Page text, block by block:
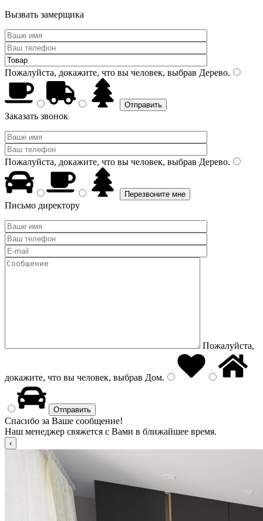
Вызвать замерщика
Пожалуйста, докажите, что вы человек, выбрав Дерево.
Заказать звонок
Пожалуйста, докажите, что вы человек, выбрав Дерево.
Письмо директору
Пожалуйста,
докажите, что вы человек, выбрав Дом.
Спасибо за Ваше сообщение!
Наш менеджер свяжется с Вами в ближайшее время.